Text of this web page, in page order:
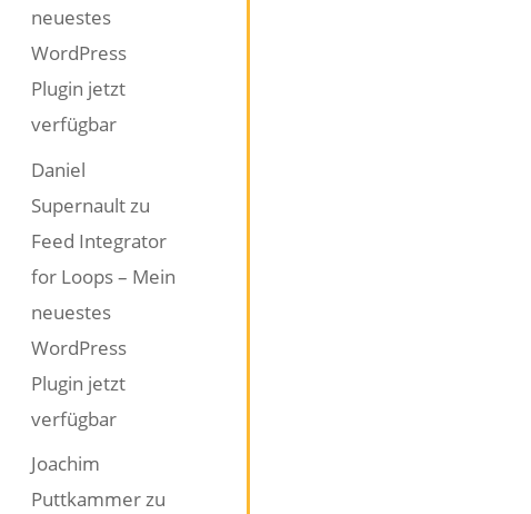
neuestes
WordPress
Plugin jetzt
verfügbar
Daniel
Supernaultzu
Feed Integrator
for Loops – Mein
neuestes
WordPress
Plugin jetzt
verfügbar
Joachim
Puttkammerzu